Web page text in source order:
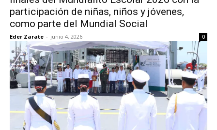
participación de niñas, niños y jóvenes,
como parte del Mundial Social
Eder Zarate - junio 4, 2026 0